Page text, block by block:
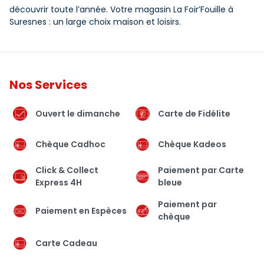
découvrir toute l’année. Votre magasin La Foir’Fouille à
Suresnes : un large choix maison et loisirs.
Nos Services
Ouvert le dimanche Carte de Fidélite
Chèque Cadhoc Chèque Kadeos
Click & Collect
Express 4H
Paiement par Carte
bleue
Paiement en Espèces
Paiement par
chèque
Carte Cadeau